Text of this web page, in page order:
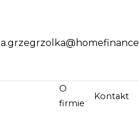
O
firmie
Kontakt